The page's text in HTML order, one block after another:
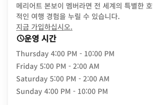
메리어트 본보이 멤버라면 전 세계의 특별한
적인 여행 경험을 누릴 수 있습니다.
지금 가입하십시오.
운영 시간
Thursday 4:00 PM - 10:00 PM
Friday 5:00 PM - 2:00 AM
Saturday 5:00 PM - 2:00 AM
Sunday 4:00 PM - 10:00 PM